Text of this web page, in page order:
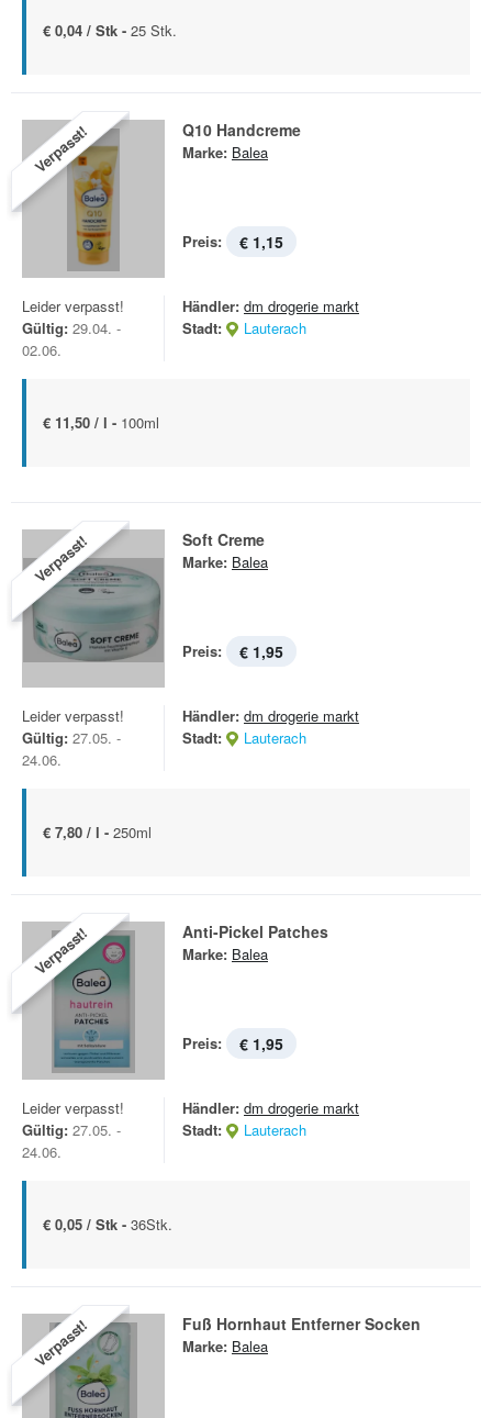
€ 0,04 / Stk - 25 Stk.
Verpasst! Q10 Handcreme
Marke: Balea
Preis: € 1,15
Leider verpasst!
Gültig: 29.04. -
02.06.
Händler: dm drogerie markt
Stadt:
Lauterach
€ 11,50 / l - 100ml
Verpasst! Soft Creme
Marke: Balea
Preis: € 1,95
Leider verpasst!
Gültig: 27.05. -
24.06.
Händler: dm drogerie markt
Stadt:
Lauterach
€ 7,80 / l - 250ml
Verpasst! Anti-Pickel Patches
Marke: Balea
Preis: € 1,95
Leider verpasst!
Gültig: 27.05. -
24.06.
Händler: dm drogerie markt
Stadt:
Lauterach
€ 0,05 / Stk - 36Stk.
Verpasst! Fuß Hornhaut Entferner Socken
Marke: Balea